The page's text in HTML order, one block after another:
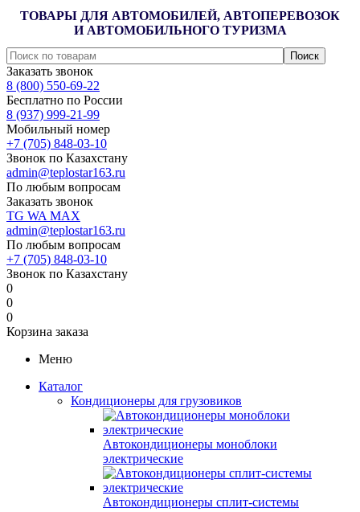
ТОВАРЫ ДЛЯ АВТОМОБИЛЕЙ, АВТОПЕРЕВОЗОК
И АВТОМОБИЛЬНОГО ТУРИЗМА
Заказать звонок
8 (800) 550-69-22
Бесплатно по России
8 (937) 999-21-99
Мобильный номер
+7 (705) 848-03-10
Звонок по Казахстану
admin@teplostar163.ru
По любым вопросам
Заказать звонок
TG WA MAX
admin@teplostar163.ru
По любым вопросам
+7 (705) 848-03-10
Звонок по Казахстану
0
0
0
Корзина заказа
Меню
Каталог
Кондиционеры для грузовиков
Автокондиционеры моноблоки
электрические
Автокондиционеры сплит-системы